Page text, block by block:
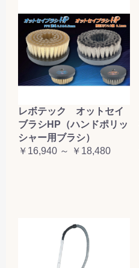
レボテック オットセイ
ブラシHP（ハンドポリッ
シャー用ブラシ）
￥16,940 ～ ￥18,480